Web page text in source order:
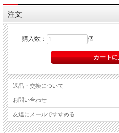
注文
購入数： 個
返品・交換について
お問い合わせ
友達にメールですすめる